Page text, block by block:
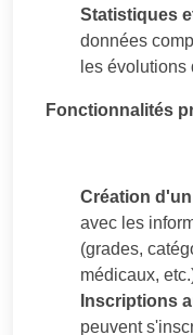
Statistiques
données
les évolutions
Fonctionnalités
Création
avec les
(grades,
médicaux,
Inscriptions
peuvent